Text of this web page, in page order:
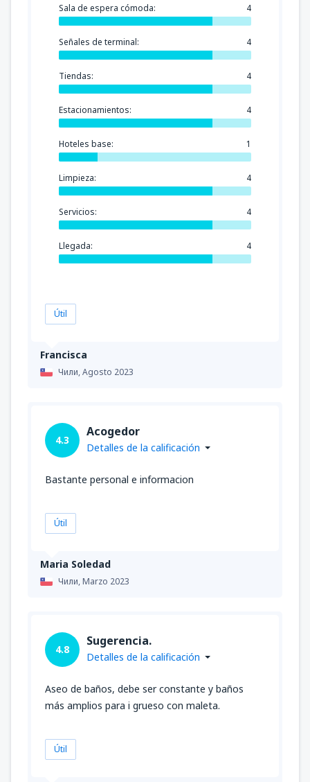
Francisca
Чили,Agosto 2023
Sala de espera cómoda: 4
Señales de terminal: 4
Tiendas: 4
Estacionamientos: 4
Hoteles base: 1
Limpieza: 4
Servicios: 4
Llegada: 4
Útil
Maria Soledad
Чили,Marzo 2023
4.3
Acogedor
Detalles de la calificación
Bastante personal e informacion
Útil
4.8
Sugerencia.
Detalles de la calificación
Aseo de baños, debe ser constante y baños
más amplios para i grueso con maleta.
Útil